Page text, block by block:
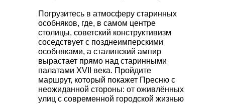
Погрузитесь в атмосферу старинных
особняков, где, в самом центре
столицы, советский конструктивизм
соседствует с позднеимперскими
особняками, а сталинский ампир
вырастает прямо над старинными
палатами XVII века. Пройдите
маршрут, который покажет Пресню с
неожиданной стороны: от оживлённых
улиц с современной городской жизнью